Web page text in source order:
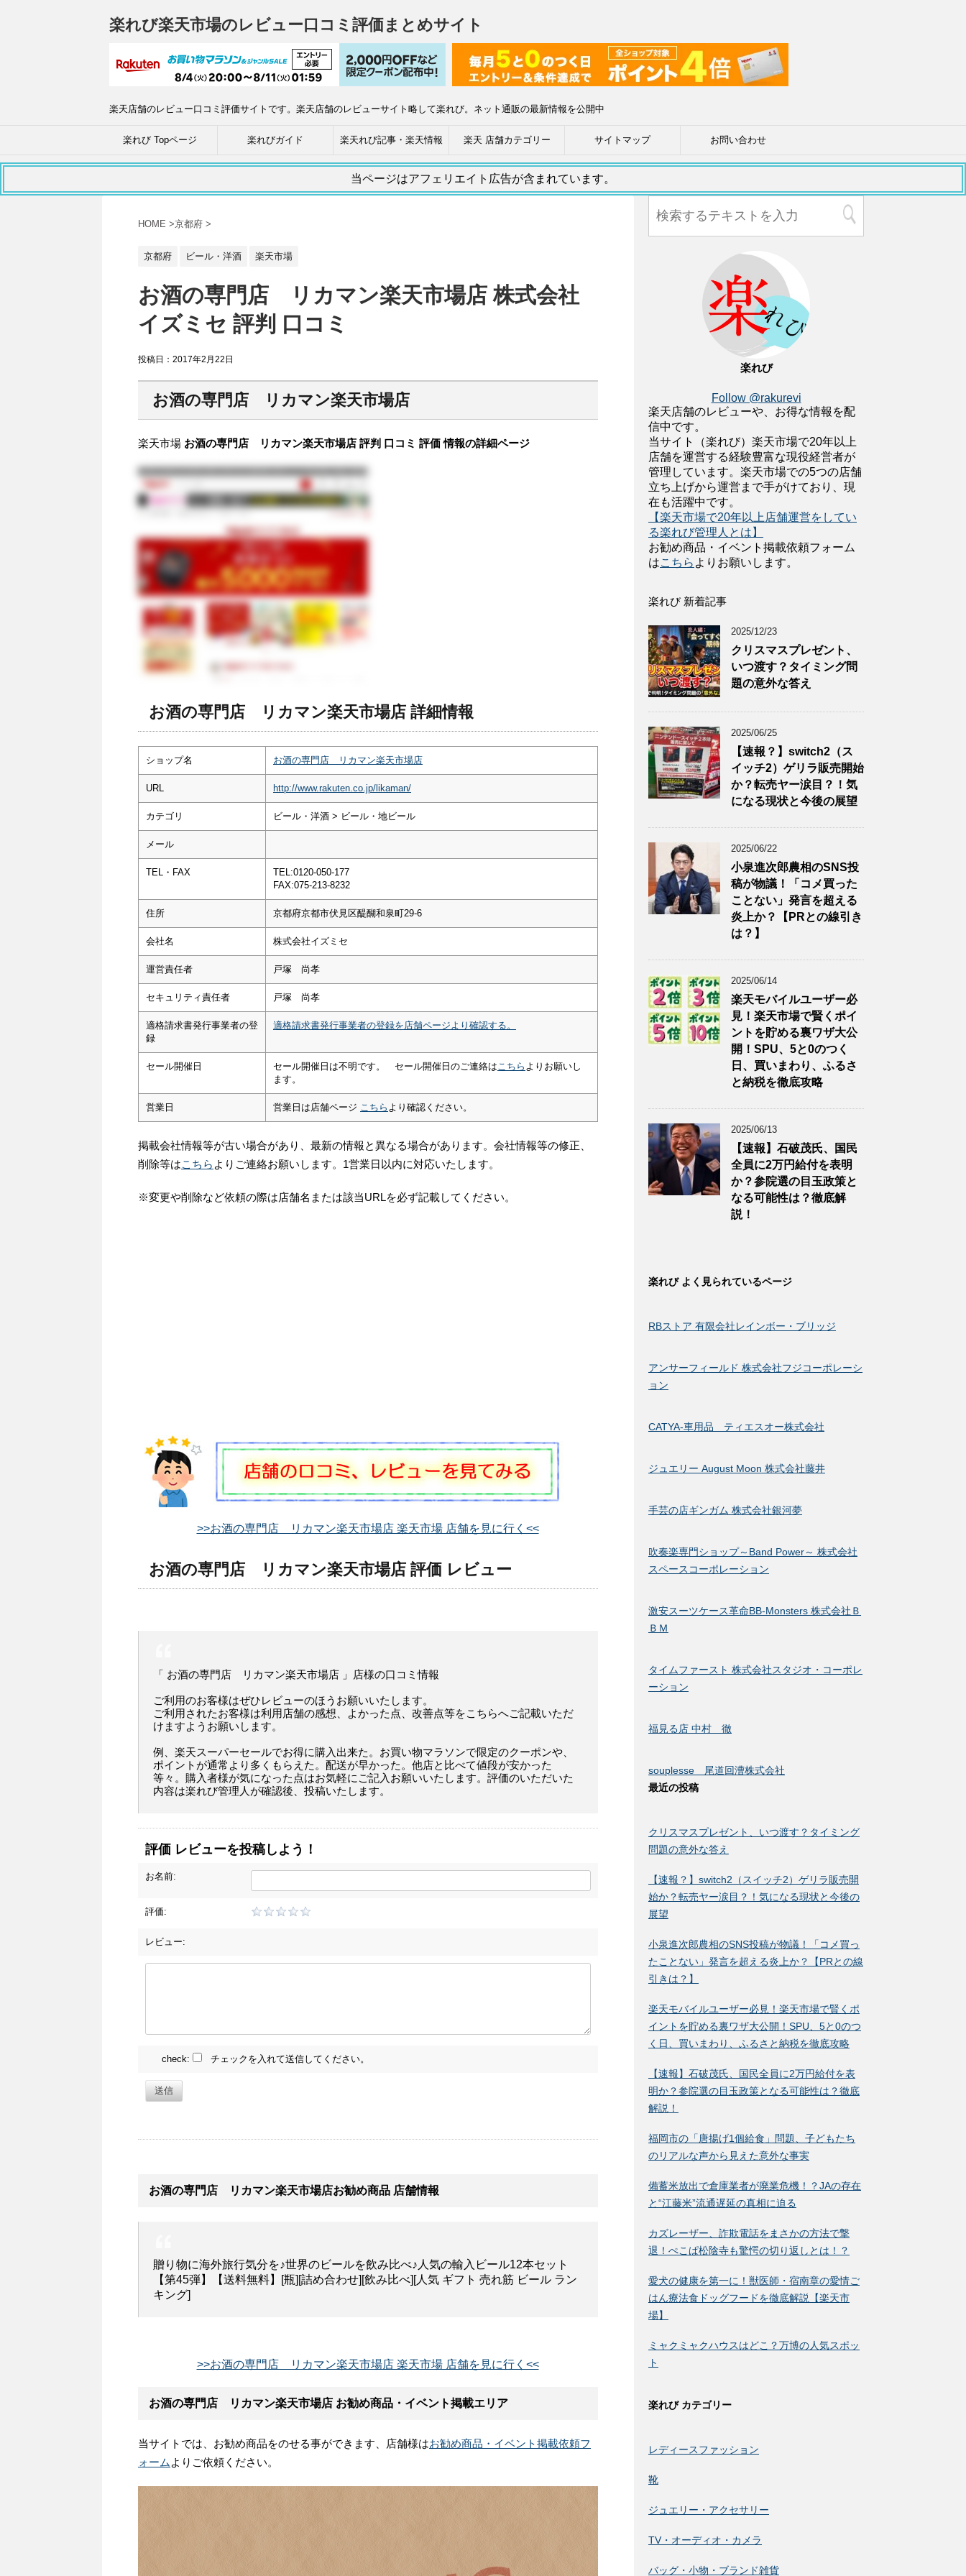
楽れび楽天市場のレビュー口コミ評価まとめサイト
楽天店舗のレビュー口コミ評価サイトです。楽天店舗のレビューサイト略して楽れび。ネット通販の最新情報を公開中
楽れび Topページ 楽れびガイド 楽天れび記事・楽天情報 楽天 店舗カテゴリー サイトマップ お問い合わせ
当ページはアフェリエイト広告が含まれています。
HOME >京都府 >
京都府 ビール・洋酒 楽天市場
お酒の専門店 リカマン楽天市場店 株式会社
イズミセ 評判 口コミ
投稿日： 2017年2月22日
お酒の専門店 リカマン楽天市場店
楽天市場 お酒の専門店 リカマン楽天市場店 評判 口コミ 評価 情報の詳細ページ
お酒の専門店 リカマン楽天市場店 詳細情報
ショップ名 お酒の専門店 リカマン楽天市場店
URL http://www.rakuten.co.jp/likaman/
カテゴリ ビール・洋酒 > ビール・地ビール
メール
TEL・FAX
TEL:0120-050-177
FAX:075-213-8232
住所 京都府京都市伏見区醍醐和泉町29-6
会社名 株式会社イズミセ
運営責任者 戸塚 尚孝
セキュリティ責任者 戸塚 尚孝
適格請求書発行事業者の登
録
適格請求書発行事業者の登録を店舗ページより確認する。
セール開催日 セール開催日は不明です。 セール開催日のご連絡は こちら よりお願いし
ます。
営業日 営業日は店舗ページ こちら より確認ください。
掲載会社情報等が古い場合があり、最新の情報と異なる場合があります。会社情報等の修正、
削除等はこちら よりご連絡お願いします。1営業日以内に対応いたします。
※変更や削除など依頼の際は店舗名または該当URLを必ず記載してください。
>>お酒の専門店 リカマン楽天市場店 楽天市場 店舗を見に行く<<
お酒の専門店 リカマン楽天市場店 評価 レビュー
「 お酒の専門店 リカマン楽天市場店 」店様の口コミ情報
ご利用のお客様はぜひレビューのほうお願いいたします。
ご利用されたお客様は利用店舗の感想、よかった点、改善点等をこちらへご記載いただ
けますようお願いします。
例、楽天スーパーセールでお得に購入出来た。お買い物マラソンで限定のクーポンや、
ポイントが通常より多くもらえた。配送が早かった。他店と比べて値段が安かった
等々。購入者様が気になった点はお気軽にご記入お願いいたします。評価のいただいた
内容は楽れび管理人が確認後、投稿いたします。
評価 レビューを投稿しよう！
お名前:
評価:
レビュー:
check: チェックを入れて送信してください。
送信
お酒の専門店 リカマン楽天市場店お勧め商品 店舗情報
贈り物に海外旅行気分を♪世界のビールを飲み比べ♪人気の輸入ビール12本セット
【第45弾】【送料無料】[瓶][詰め合わせ][飲み比べ][人気 ギフト 売れ筋 ビール ラン
キング]
>>お酒の専門店 リカマン楽天市場店 楽天市場 店舗を見に行く<<
お酒の専門店 リカマン楽天市場店 お勧め商品・イベント掲載エリア
当サイトでは、お勧め商品をのせる事ができます、店舗様はお勧め商品・イベント掲載依頼フ
ォーム よりご依頼ください。
楽れび
Follow @rakurevi
楽天店舗のレビューや、お得な情報を配
信中です。
当サイト（楽れび）楽天市場で20年以上
店舗を運営する経験豊富な現役経営者が
管理しています。楽天市場での5つの店舗
立ち上げから運営まで手がけており、現
在も活躍中です。
【楽天市場で20年以上店舗運営をしてい
る楽れび管理人とは】
お勧め商品・イベント掲載依頼フォーム
はこちら よりお願いします。
楽れび 新着記事
2025/12/23
クリスマスプレゼント、
いつ渡す？タイミング問
題の意外な答え
2025/06/25
【速報？】switch2（ス
イッチ2）ゲリラ販売開始
か？転売ヤー涙目？！気
になる現状と今後の展望
2025/06/22
小泉進次郎農相のSNS投
稿が物議！「コメ買った
ことない」発言を超える
炎上か？【PRとの線引き
は？】
2025/06/14
楽天モバイルユーザー必
見！楽天市場で賢くポイ
ントを貯める裏ワザ大公
開！SPU、5と0のつく
日、買いまわり、ふるさ
と納税を徹底攻略
2025/06/13
【速報】石破茂氏、国民
全員に2万円給付を表明
か？参院選の目玉政策と
なる可能性は？徹底解
説！
楽れび よく見られているページ
RBストア 有限会社レインボー・ブリッジ
アンサーフィールド 株式会社フジコーポレーシ
ョン
CATYA-車用品 ティエスオー株式会社
ジュエリー August Moon 株式会社藤井
手芸の店ギンガム 株式会社銀河夢
吹奏楽専門ショップ～Band Power～ 株式会社
スペースコーポレーション
激安スーツケース革命BB-Monsters 株式会社Ｂ
ＢＭ
タイムファースト 株式会社スタジオ・コーポレ
ーション
福見る店 中村 徹
souplesse 尾道回漕株式会社
最近の投稿
クリスマスプレゼント、いつ渡す？タイミング
問題の意外な答え
【速報？】switch2（スイッチ2）ゲリラ販売開
始か？転売ヤー涙目？！気になる現状と今後の
展望
小泉進次郎農相のSNS投稿が物議！「コメ買っ
たことない」発言を超える炎上か？【PRとの線
引きは？】
楽天モバイルユーザー必見！楽天市場で賢くポ
イントを貯める裏ワザ大公開！SPU、5と0のつ
く日、買いまわり、ふるさと納税を徹底攻略
【速報】石破茂氏、国民全員に2万円給付を表
明か？参院選の目玉政策となる可能性は？徹底
解説！
福岡市の「唐揚げ1個給食」問題、子どもたち
のリアルな声から見えた意外な事実
備蓄米放出で倉庫業者が廃業危機！？JAの存在
と“江藤米”流通遅延の真相に迫る
カズレーザー、詐欺電話をまさかの方法で撃
退！ぺこぱ松陰寺も驚愕の切り返しとは！？
愛犬の健康を第一に！獣医師・宿南章の愛情ご
はん療法食ドッグフードを徹底解説【楽天市
場】
ミャクミャクハウスはどこ？万博の人気スポッ
ト
楽れび カテゴリー
レディースファッション
靴
ジュエリー・アクセサリー
TV・オーディオ・カメラ
バッグ・小物・ブランド雑貨